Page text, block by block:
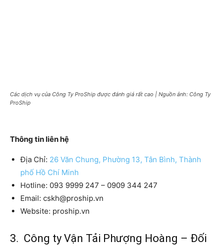
Các dịch vụ của Công Ty ProShip được đánh giá rất cao | Nguồn ảnh: Công Ty
ProShip
Thông tin liên hệ
Địa Chỉ: 26 Văn Chung, Phường 13, Tân Bình, Thành
phố Hồ Chí Minh
Hotline: 093 9999 247 – 0909 344 247
Email: cskh@proship.vn
Website: proship.vn
3. Công ty Vận Tải Phượng Hoàng – Đối